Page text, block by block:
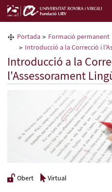
La Fundació URV
Formació permanent
Transferència de tecnologia
Seleccioneu idioma
Portada
Formació permanent
Introducció a la Correcció i
Introducció a la
l'Assessorament
Obert Virtual